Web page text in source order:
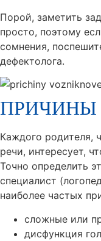
Порой, заметить
просто, поэтому
сомнения,
дефектолога.
ПРИЧИНЫ
Каждого родителя,
речи, интересует,
Точно определить
специалист
наиболее частых
сложные или
дисфункция